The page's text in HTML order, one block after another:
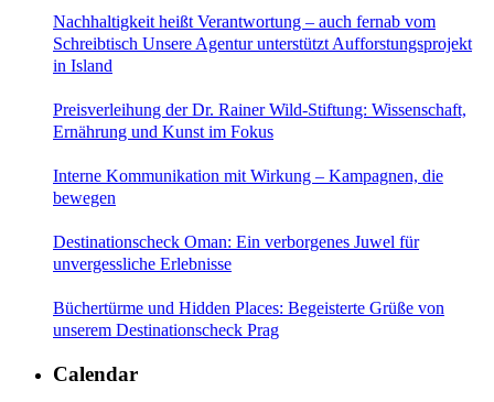
Nachhaltigkeit heißt Verantwortung – auch fernab vom
Schreibtisch Unsere Agentur unterstützt Aufforstungsprojekt
in Island
Preisverleihung der Dr. Rainer Wild-Stiftung: Wissenschaft,
Ernährung und Kunst im Fokus
Interne Kommunikation mit Wirkung – Kampagnen, die
bewegen
Destinationscheck Oman: Ein verborgenes Juwel für
unvergessliche Erlebnisse
Büchertürme und Hidden Places: Begeisterte Grüße von
unserem Destinationscheck Prag
Calendar